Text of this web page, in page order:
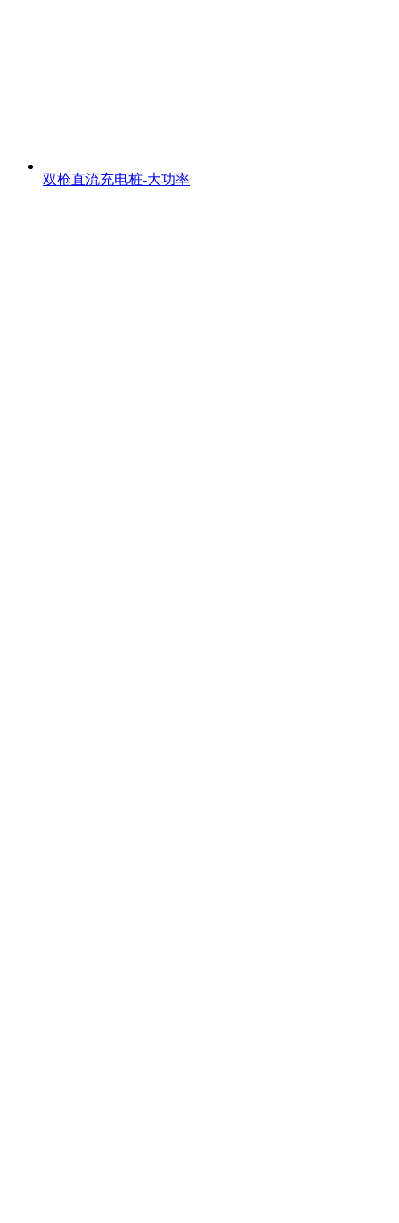
双枪直流充电桩-大功率